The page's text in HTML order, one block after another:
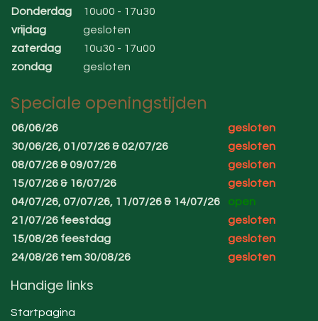
Donderdag
10u00 - 17u30
vrijdag
gesloten
zaterdag
10u30 - 17u00
zondag
gesloten
Speciale openingstijden
06/06/26
gesloten
30/06/26, 01/07/26 & 02/07/26
gesloten
08/07/26 & 09/07/26
gesloten
15/07/26 & 16/07/26
gesloten
04/07/26, 07/07/26, 11/07/26 & 14/07/26
open
21/07/26 feestdag
gesloten
15/08/26 feestdag
gesloten
24/08/26 tem 30/08/26
gesloten
Handige links
Startpagina